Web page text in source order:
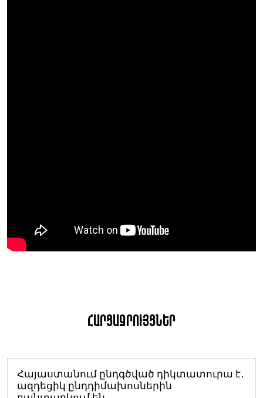
Հարցազրույցներ
Հայաստանում ընդգծված դիկտատուրա է․
ազդեցիկ ընդդիմախոսներին